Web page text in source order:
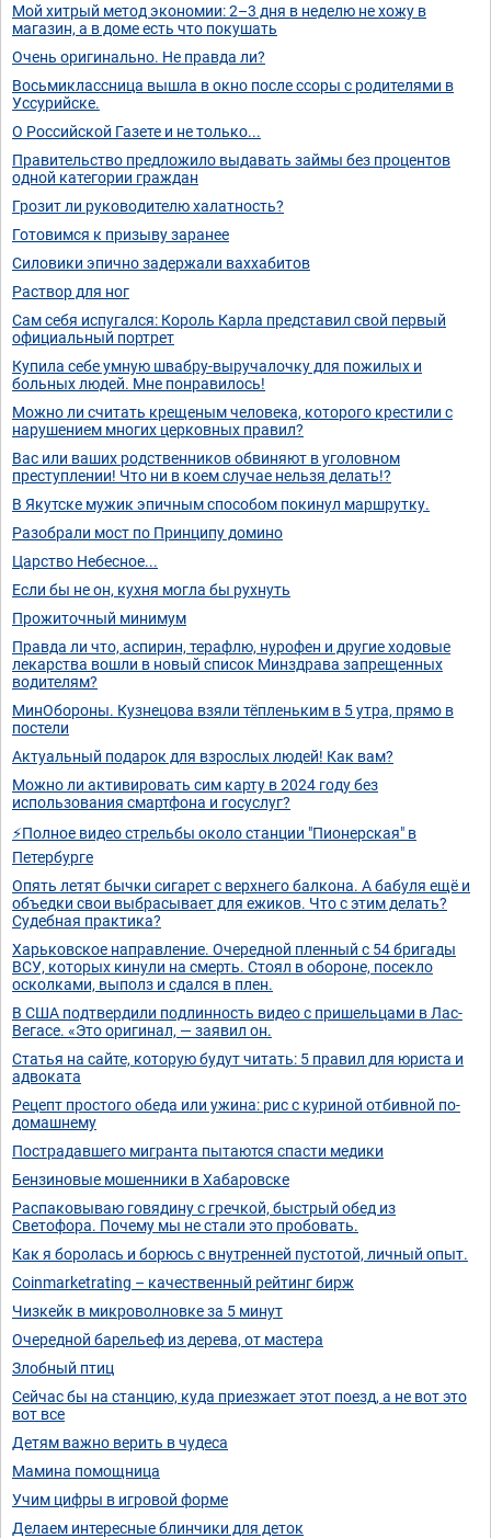
Мой хитрый метод экономии: 2–3 дня в неделю не хожу в
магазин, а в доме есть что покушать
Очень оригинально. Не правда ли?
Восьмиклассница вышла в окно после ссоры с родителями в
Уссурийске.
О Российской Газете и не только...
Правительство предложило выдавать займы без процентов
одной категории граждан
Грозит ли руководителю халатность?
Готовимся к призыву заранее
Силовики эпично задержали ваххабитов
Раствор для ног
Сам себя испугался: Король Карла представил свой первый
официальный портрет
Купила себе умную швабру-выручалочку для пожилых и
больных людей. Мне понравилось!
Можно ли считать крещеным человека, которого крестили с
нарушением многих церковных правил?
Вас или ваших родственников обвиняют в уголовном
преступлении! Что ни в коем случае нельзя делать!?
В Якутске мужик эпичным способом покинул маршрутку.
Разобрали мост по Принципу домино
Царство Небесное...
Если бы не он, кухня могла бы рухнуть
Прожиточный минимум
Правда ли что, аспирин, терафлю, нурофен и другие ходовые
лекарства вошли в новый список Минздрава запрещенных
водителям?
МинОбороны. Кузнецова взяли тёпленьким в 5 утра, прямо в
постели
Актуальный подарок для взрослых людей! Как вам?
Можно ли активировать сим карту в 2024 году без
использования смартфона и госуслуг?
⚡Полное видео стрельбы около станции "Пионерская" в
Петербурге
Опять летят бычки сигарет с верхнего балкона. А бабуля ещё и
объедки свои выбрасывает для ежиков. Что с этим делать?
Судебная практика?
Харьковское направление. Очередной пленный с 54 бригады
ВСУ, которых кинули на смерть. Стоял в обороне, посекло
осколками, выполз и сдался в плен.
В США подтвердили подлинность видео с пришельцами в Лас-
Вегасе. «Это оригинал, — заявил он.
Статья на сайте, которую будут читать: 5 правил для юриста и
адвоката
Рецепт простого обеда или ужина: рис с куриной отбивной по-
домашнему
Пострадавшего мигранта пытаются спасти медики
Бензиновые мошенники в Хабаровске
Распаковываю говядину с гречкой, быстрый обед из
Светофора. Почему мы не стали это пробовать.
Как я боролась и борюсь с внутренней пустотой, личный опыт.
Coinmarketrating – качественный рейтинг бирж
Чизкейк в микроволновке за 5 минут
Очередной барельеф из дерева, от мастера
Злобный птиц
Сейчас бы на станцию, куда приезжает этот поезд, а не вот это
вот все
Детям важно верить в чудеса
Мамина помощница
Учим цифры в игровой форме
Делаем интересные блинчики для деток